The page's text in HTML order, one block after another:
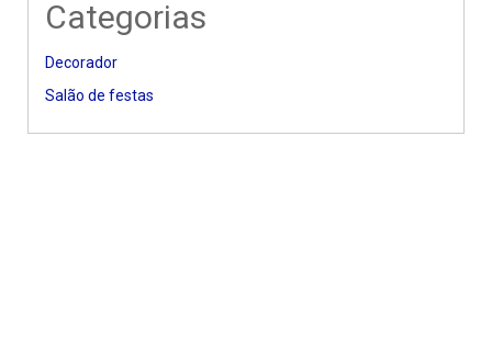
Categorias
Decorador
Salão de festas